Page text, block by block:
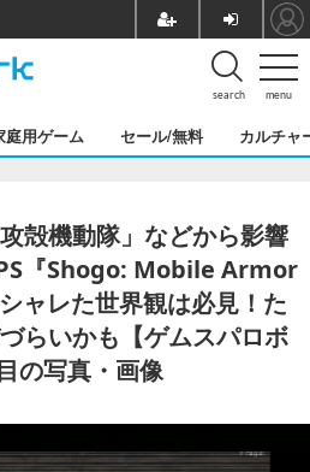
menu
search
庭用ゲーム セール/無料 カルチャ
殻機動隊」などから影響
『Shogo: Mobile Armor
ャレた世界観は必見！た
らいかも【ゲムスパロボ
の写真・画像